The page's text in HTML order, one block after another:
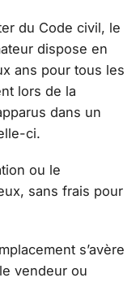
du Code civil, le
dispose en
ans pour tous les
lors de la
dans un
ci.
ou le
sans frais pour
s’avère
vendeur ou